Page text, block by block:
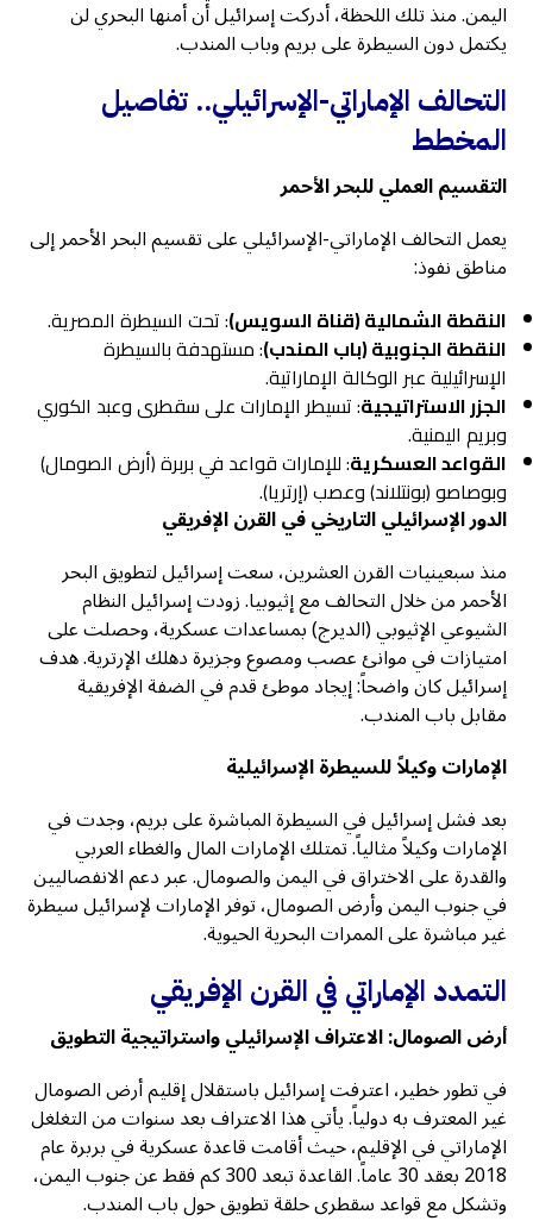
اليمن. منذ تلك اللحظة، أدركت إسرائيل أن أمنها البحري لن
يكتمل دون السيطرة على بريم وباب المندب.
التحالف الإماراتي-الإسرائيلي.. تفاصيل
المخطط
التقسيم العملي للبحر الأحمر
يعمل التحالف الإماراتي-الإسرائيلي على تقسيم البحر الأحمر إلى
مناطق نفوذ:
النقطة الشمالية (قناة السويس): تحت السيطرة المصرية.
النقطة الجنوبية (باب المندب): مستهدفة بالسيطرة
الإسرائيلية عبر الوكالة الإماراتية.
الجزر الاستراتيجية: تسيطر الإمارات على سقطرى وعبد الكوري
وبريم اليمنية.
القواعد العسكرية: للإمارات قواعد في بربرة (أرض الصومال)
وبوصاصو (بونتلاند) وعصب (إرتريا).
الدور الإسرائيلي التاريخي في القرن الإفريقي
منذ سبعينيات القرن العشرين، سعت إسرائيل لتطويق البحر
الأحمر من خلال التحالف مع إثيوبيا. زودت إسرائيل النظام
الشيوعي الإثيوبي (الديرج) بمساعدات عسكرية، وحصلت على
امتيازات في موانئ عصب ومصوع وجزيرة دهلك الإرترية. هدف
إسرائيل كان واضحاً: إيجاد موطئ قدم في الضفة الإفريقية
مقابل باب المندب.
الإمارات وكيلاً للسيطرة الإسرائيلية
بعد فشل إسرائيل في السيطرة المباشرة على بريم، وجدت في
الإمارات وكيلاً مثالياً. تمتلك الإمارات المال والغطاء العربي
والقدرة على الاختراق في اليمن والصومال. عبر دعم الانفصاليين
في جنوب اليمن وأرض الصومال، توفر الإمارات لإسرائيل سيطرة
غير مباشرة على الممرات البحرية الحيوية.
التمدد الإماراتي في القرن الإفريقي
أرض الصومال: الاعتراف الإسرائيلي واستراتيجية التطويق
في تطور خطير، اعترفت إسرائيل باستقلال إقليم أرض الصومال
غير المعترف به دولياً. يأتي هذا الاعتراف بعد سنوات من التغلغل
الإماراتي في الإقليم، حيث أقامت قاعدة عسكرية في بربرة عام
2018 بعقد 30 عاماً. القاعدة تبعد 300 كم فقط عن جنوب اليمن،
وتشكل مع قواعد سقطرى حلقة تطويق حول باب المندب.